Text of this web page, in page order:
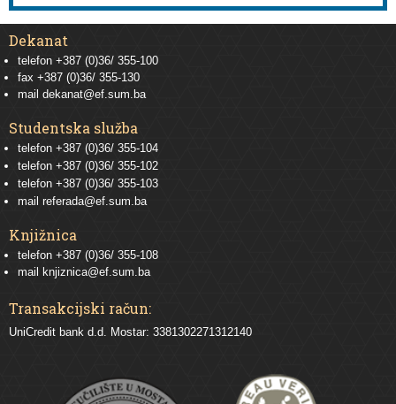
Dekanat
telefon +387 (0)36/ 355-100
fax +387 (0)36/ 355-130
mail dekanat@ef.sum.ba
Studentska služba
telefon +387 (0)36/ 355-104
telefon +387 (0)36/ 355-102
telefon +387 (0)36/ 355-103
mail referada@ef.sum.ba
Knjižnica
telefon +387 (0)36/ 355-108
mail
knjiznica@ef.sum.ba
Transakcijski račun:
UniCredit bank d.d. Mostar: 3381302271312140